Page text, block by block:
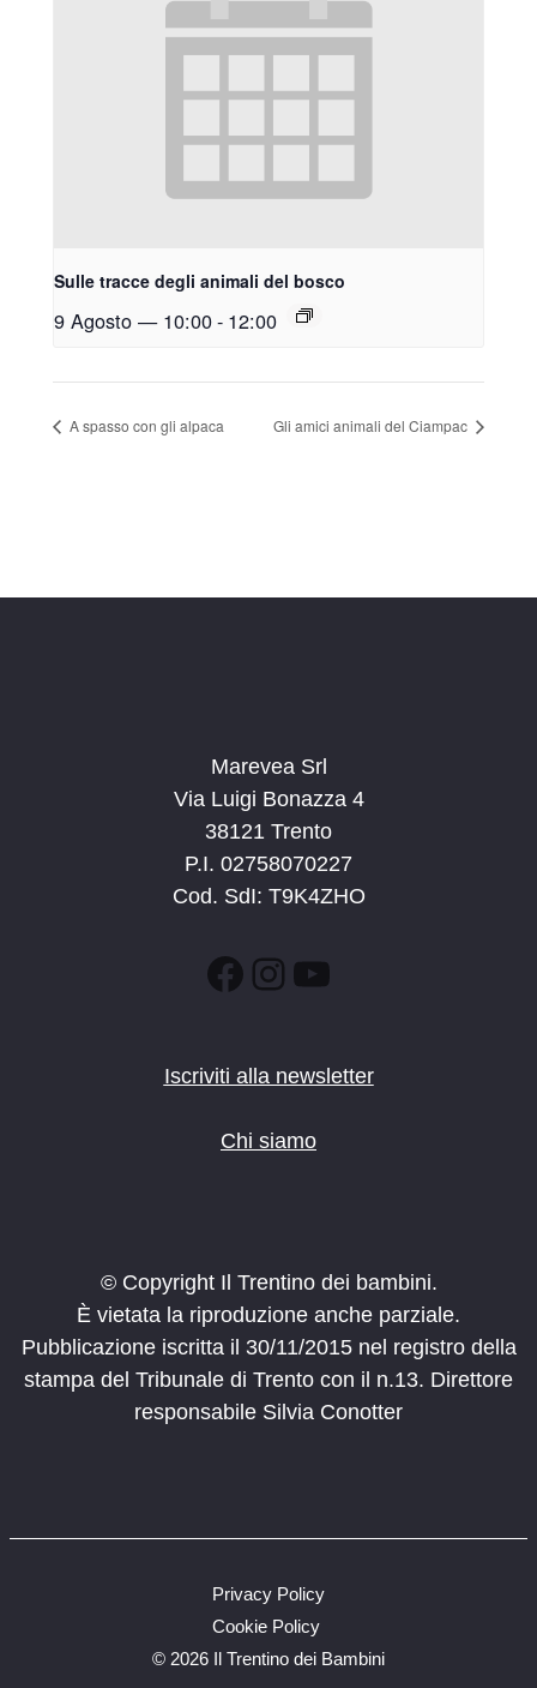
Sulle tracce degli animali del bosco
9 Agosto — 10:00- 12:00
A spasso con gli alpaca Gli amici animali del Ciampac
Marevea Srl
Via Luigi Bonazza 4
38121 Trento
P.I. 02758070227
Cod. SdI: T9K4ZHO
Facebook
Instagram
YouTube
Iscriviti alla newsletter
Chi siamo
© Copyright Il Trentino dei bambini.
È vietata la riproduzione anche parziale.
Pubblicazione iscritta il 30/11/2015 nel registro della
stampa del Tribunale di Trento con il n.13. Direttore
responsabile Silvia Conotter
© 2026 Il Trentino dei Bambini
Privacy Policy
Cookie Policy